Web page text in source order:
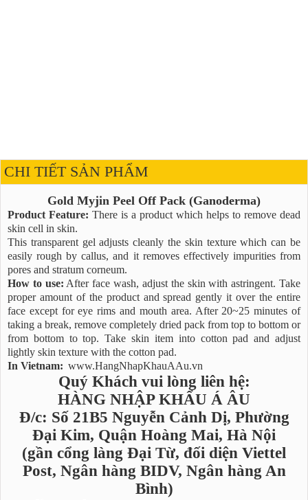
CHI TIẾT SẢN PHẨM
Gold Myjin Peel Off Pack (Ganoderma)
Product Feature: There is a product which helps to remove dead
skin cell in skin.
This transparent gel adjusts cleanly the skin texture which can be
easily rough by callus, and it removes effectively impurities from
pores and stratum corneum.
How to use: After face wash, adjust the skin with astringent. Take
proper amount of the product and spread gently it over the entire
face except for eye rims and mouth area. After 20~25 minutes of
taking a break, remove completely dried pack from top to bottom or
from bottom to top. Take skin item into cotton pad and adjust
lightly skin texture with the cotton pad.
In Vietnam: www.HangNhapKhauAAu.vn
Quý Khách vui lòng liên hệ:
HÀNG NHẬP KHẨU Á ÂU
Đ/c: Số 21B5 Nguyễn Cảnh Dị, Phường
Đại Kim, Quận Hoàng Mai, Hà Nội
(gần cổng làng Đại Từ, đối diện Viettel
Post, Ngân hàng BIDV, Ngân hàng An
Bình)